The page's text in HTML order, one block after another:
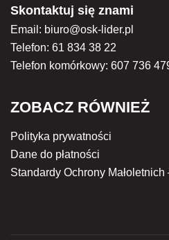
Skontaktuj się znami
Email: biuro@osk-lider.pl
Telefon: 61 834 38 22
Telefon komórkowy: 607 736
ZOBACZ RÓWNIEŻ
Polityka prywatności
Dane do płatności
Standardy Ochrony